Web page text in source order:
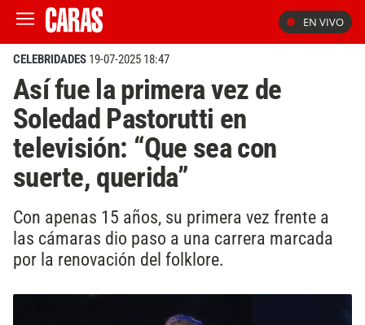
EN VIVO
CELEBRIDADES 19-07-2025 18:47
Así fue la primera vez de
Soledad Pastorutti en
televisión: “Que sea con
suerte, querida”
Con apenas 15 años, su primera vez frente a
las cámaras dio paso a una carrera marcada
por la renovación del folklore.